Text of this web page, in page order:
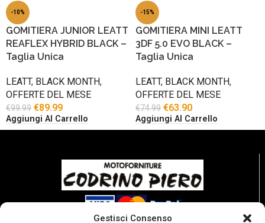
Gestisci Consenso
-10%
GOMITIERA JUNIOR LEATT
REAFLEX HYBRID BLACK –
Taglia Unica
LEATT, BLACK MONTH,
OFFERTE DEL MESE
€99.99 €89.99
Aggiungi Al Carrello
-15%
GOMITIERA MINI LEATT
3DF 5.0 EVO BLACK –
Taglia Unica
LEATT, BLACK MONTH,
OFFERTE DEL MESE
€74.99 €63.90
Aggiungi Al Carrello